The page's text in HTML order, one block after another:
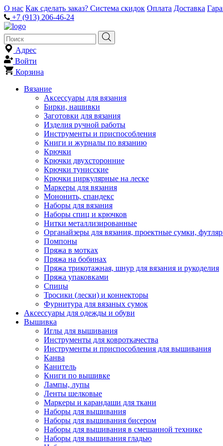
О нас Как сделать заказ? Система скидок Оплата Доставка
+7 (913) 206-46-24
Адрес
Войти
Корзина
Вязание
Аксессуары для вязания
Бирки, нашивки
Заготовки для вязания
Изделия ручной работы
Инструменты и приспособления
Книги и журналы по вязанию
Крючки
Крючки двухсторонние
Крючки тунисские
Крючки циркулярные на леске
Маркеры для вязания
Мононить, спандекс
Наборы для вязания
Наборы спиц и крючков
Нитки металлизированные
Органайзеры для вязания, проектные сумки,
Помпоны
Пряжа в мотках
Пряжа на бобинах
Пряжа трикотажная, шнур для вязания и рукоделия
Пряжа упаковками
Спицы
Тросики (лески) и коннекторы
Фурнитура для вязаных сумок
Аксессуары для одежды и обуви
Вышивка
Иглы для вышивания
Инструменты для ковроткачества
Инструменты и приспособления для вышивания
Канва
Канитель
Книги по вышивке
Лампы, лупы
Ленты шелковые
Маркеры и карандаши для ткани
Наборы для вышивания
Наборы для вышивания бисером
Наборы для вышивания в смешанной технике
Наборы для вышивания гладью